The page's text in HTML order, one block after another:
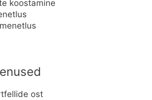
koostamine
ost